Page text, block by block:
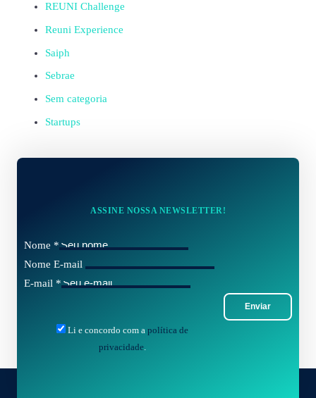
REUNI Challenge
Reuni Experience
Saiph
Sebrae
Sem categoria
Startups
ASSINE NOSSA NEWSLETTER!
Nome *
Nome E-mail
E-mail *
Enviar
Li e concordo com a política de
privacidade.